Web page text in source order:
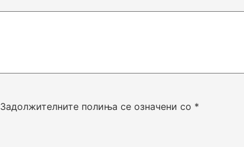
Задолжителните полиња се означени со *